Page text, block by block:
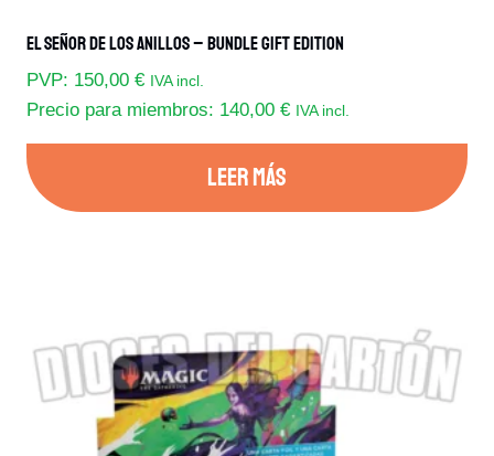
El Señor De Los Anillos – Bundle Gift Edition
PVP: 150,00 € IVA incl.
Precio para miembros: 140,00 € IVA incl.
LEER MÁS